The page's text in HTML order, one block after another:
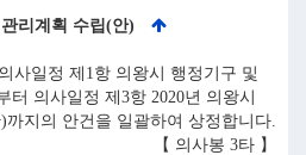
리계획 수립(안)
사일정 제1항 의왕시 행정기구 및
의사일정 제3항 2020년 의왕시
지의 안건을 일괄하여 상정합니다.
【 의사봉 3타 】